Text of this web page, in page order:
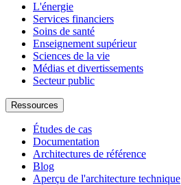
L'énergie
Services financiers
Soins de santé
Enseignement supérieur
Sciences de la vie
Médias et divertissements
Secteur public
Ressources
Études de cas
Documentation
Architectures de référence
Blog
Aperçu de l'architecture technique